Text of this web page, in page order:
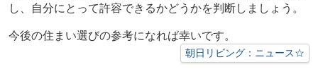
し、自分にとって許容できるかどうかを判断しましょう。
今後の住まい選びの参考になれば幸いです。
朝日リビング：ニュース☆